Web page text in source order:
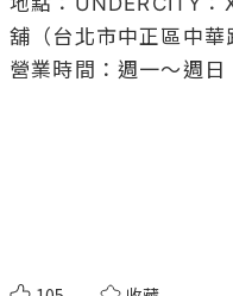
舖（台北市中正區中華
營業時間：週一～週